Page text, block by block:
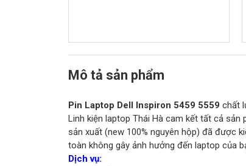
Mô tả sản phẩm
Pin Laptop Dell Inspiron 5459 5559 chất
Linh kiện laptop Thái Hà cam kết tất cả
sản xuất (new 100% nguyên hộp) đã được
toàn không gây ảnh hưởng đến laptop của
Dịch vụ: